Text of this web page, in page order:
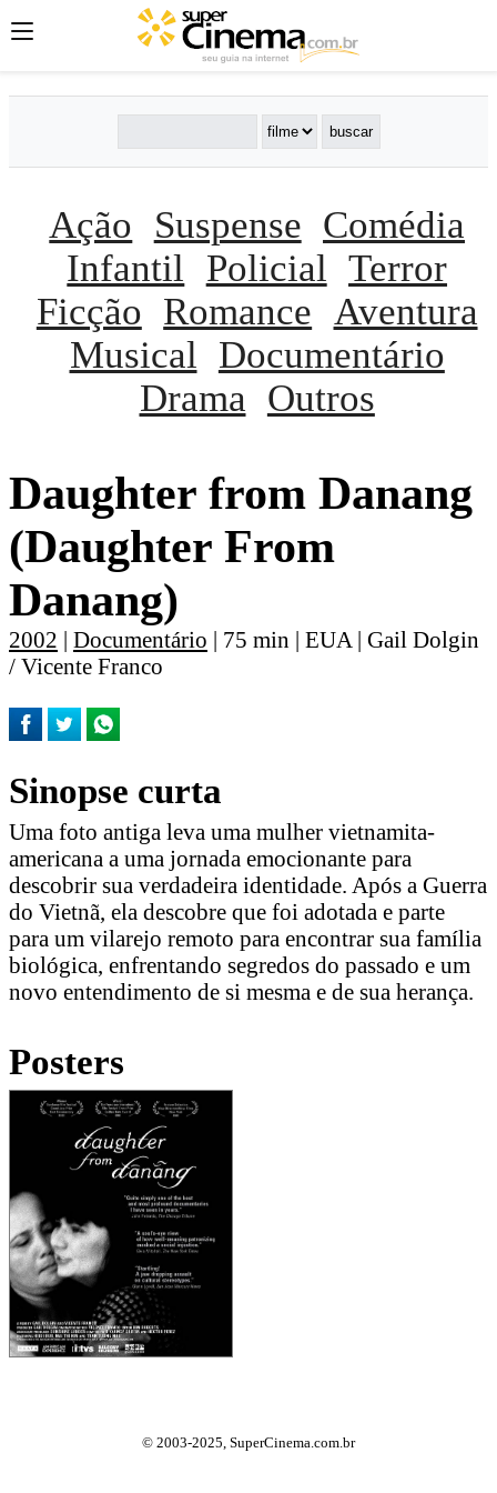
Ação Suspense Comédia
Infantil
Policial Terror
Ficção Romance Aventura
Musical
Documentário
Drama Outros
Daughter from Danang
(Daughter From
Danang)
2002 | Documentário | 75 min | EUA | Gail Dolgin
/ Vicente Franco
Sinopse curta
Uma foto antiga leva uma mulher vietnamita-
americana a uma jornada emocionante para
descobrir sua verdadeira identidade. Após a Guerra
do Vietnã, ela descobre que foi adotada e parte
para um vilarejo remoto para encontrar sua família
biológica, enfrentando segredos do passado e um
novo entendimento de si mesma e de sua herança.
Posters
© 2003-2025, SuperCinema.com.br